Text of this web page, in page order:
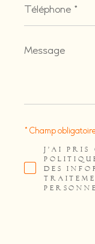
*
Message
*
J'AI PRIS
DES
* Champ